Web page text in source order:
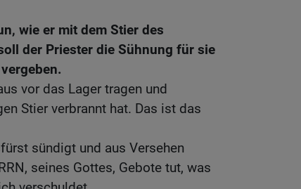
wie er mit dem Stier des
der Priester die Sühnung für sie
vor das Lager tragen und
Stier verbrannt hat. Das ist das
sündigt und aus Versehen
seines Gottes, Gebote tut, was